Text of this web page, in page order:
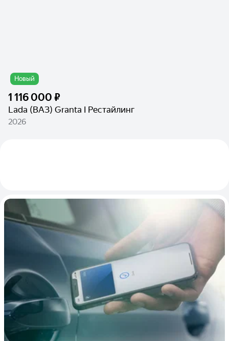
Новый
1 116 000 ₽
Lada (ВАЗ) Granta I Рестайлинг
2026